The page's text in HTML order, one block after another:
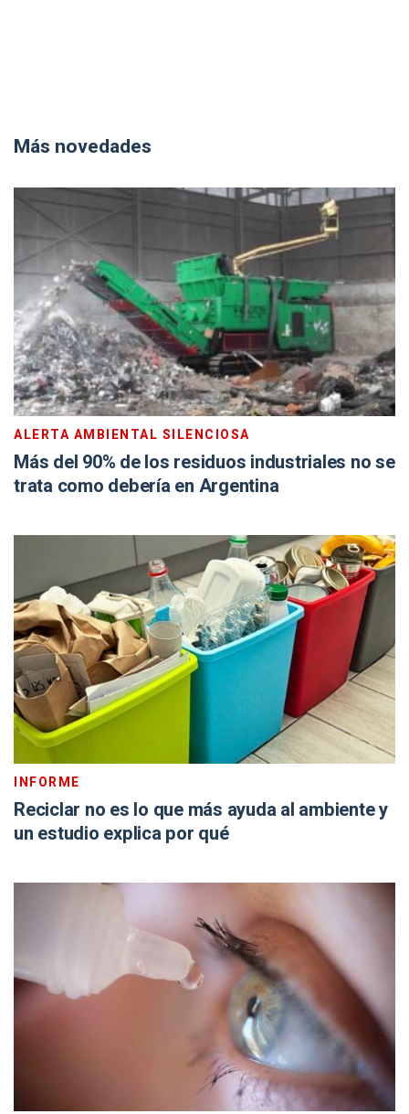
Más novedades
ALERTA AMBIENTAL SILENCIOSA
Más del 90% de los residuos industriales no se
trata como debería en Argentina
INFORME
Reciclar no es lo que más ayuda al ambiente y
un estudio explica por qué